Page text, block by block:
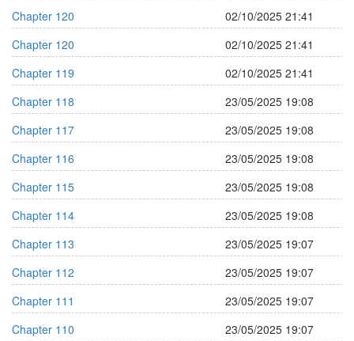
Chapter 120
02/10/2025 21:41
Chapter 120
02/10/2025 21:41
Chapter 119
02/10/2025 21:41
Chapter 118
23/05/2025 19:08
Chapter 117
23/05/2025 19:08
Chapter 116
23/05/2025 19:08
Chapter 115
23/05/2025 19:08
Chapter 114
23/05/2025 19:08
Chapter 113
23/05/2025 19:07
Chapter 112
23/05/2025 19:07
Chapter 111
23/05/2025 19:07
Chapter 110
23/05/2025 19:07